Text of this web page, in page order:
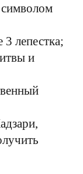
символом
лепестка;
и